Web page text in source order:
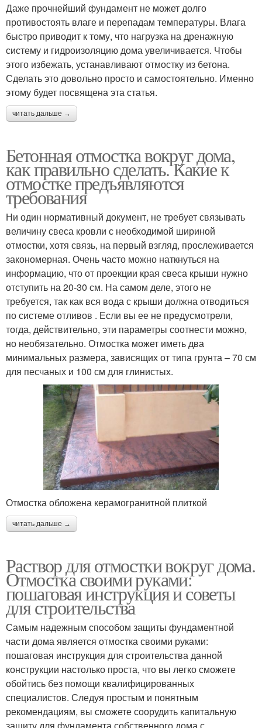
Даже прочнейший фундамент не может долго
противостоять влаге и перепадам температуры. Влага
быстро приводит к тому, что нагрузка на дренажную
систему и гидроизоляцию дома увеличивается. Чтобы
этого избежать, устанавливают отмостку из бетона.
Сделать это довольно просто и самостоятельно. Именно
этому будет посвящена эта статья.
читать дальше →
Бетонная отмостка вокруг дома,
как правильно сделать. Какие к
отмостке предъявляются
требования
Ни один нормативный документ, не требует связывать
величину свеса кровли с необходимой шириной
отмостки, хотя связь, на первый взгляд, прослеживается
закономерная. Очень часто можно наткнуться на
информацию, что от проекции края свеса крыши нужно
отступить на 20-30 см. На самом деле, этого не
требуется, так как вся вода с крыши должна отводиться
по системе отливов . Если вы ее не предусмотрели,
тогда, действительно, эти параметры соотнести можно,
но необязательно. Отмостка может иметь два
минимальных размера, зависящих от типа грунта – 70 см
для песчаных и 100 см для глинистых.
Отмостка обложена керамогранитной плиткой
читать дальше →
Раствор для отмостки вокруг дома.
Отмостка своими руками:
пошаговая инструкция и советы
для строительства
Самым надежным способом защиты фундаментной
части дома является отмостка своими руками:
пошаговая инструкция для строительства данной
конструкции настолько проста, что вы легко сможете
обойтись без помощи квалифицированных
специалистов. Следуя простым и понятным
рекомендациям, вы сможете соорудить капитальную